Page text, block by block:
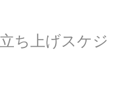
ち上げスケジ